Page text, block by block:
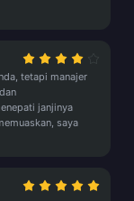
tetapi manajer
janjinya
saya